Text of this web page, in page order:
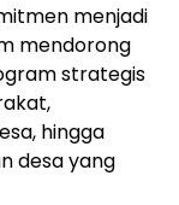
menjadi
mendorong
strategis
hingga
desa yang